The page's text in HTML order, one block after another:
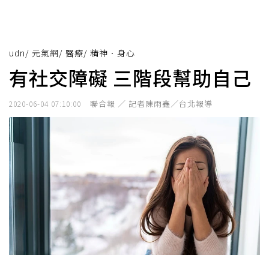
udn/ 元氣網/ 醫療/ 精神．身心
有社交障礙 三階段幫助自己
2020-06-04 07:10:00 聯合報 ／ 記者陳雨鑫／台北報導